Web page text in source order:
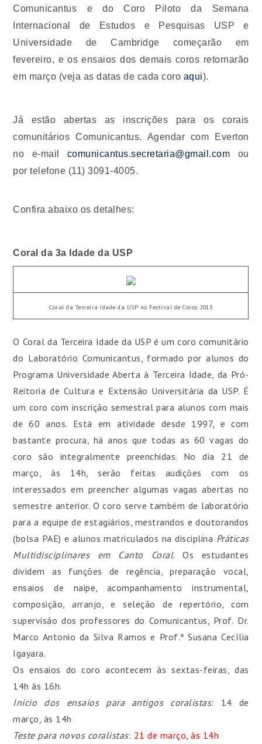
Comunicantus e do Coro Piloto da Semana
Internacional de Estudos e Pesquisas USP e
Universidade de Cambridge começarão em
fevereiro, e os ensaios dos demais coros retornarão
em março (veja as datas de cada coro aqui).
Já estão abertas as inscrições para os corais
comunitários Comunicantus. Agendar com Everton
no e-mail comunicantus.secretaria@gmail.com ou
por telefone (11) 3091-4005.
Confira abaixo os detalhes:
Coral da 3a Idade da USP
Coral da Terceira Idade da USP no Festival de Coros 2013
O Coral da Terceira Idade da USP é um coro comunitário
do Laboratório Comunicantus, formado por alunos do
Programa Universidade Aberta à Terceira Idade, da Pró-
Reitoria de Cultura e Extensão Universitária da USP. É
um coro com inscrição semestral para alunos com mais
de 60 anos. Está em atividade desde 1997, e com
bastante procura, há anos que todas as 60 vagas do
coro são integralmente preenchidas. No dia 21 de
março, às 14h, serão feitas audições com os
interessados em preencher algumas vagas abertas no
semestre anterior. O coro serve também de laboratório
para a equipe de estagiários, mestrandos e doutorandos
(bolsa PAE) e alunos matriculados na disciplina Práticas
Multidisciplinares em Canto Coral. Os estudantes
dividem as funções de regência, preparação vocal,
ensaios de naipe, acompanhamento instrumental,
composição, arranjo, e seleção de repertório, com
supervisão dos professores do Comunicantus, Prof. Dr.
Marco Antonio da Silva Ramos e Prof.ª Susana Cecília
Igayara.
Os ensaios do coro acontecem às sextas-feiras, das
14h às 16h.
Início dos ensaios para antigos coralistas: 14 de
março, às 14h
Teste para novos coralistas: 21 de março, às 14h